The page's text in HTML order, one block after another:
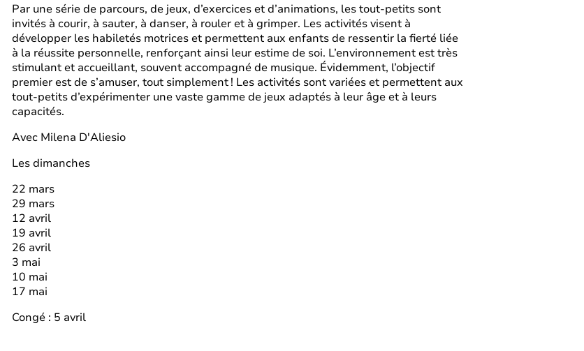
Par une série de parcours, de jeux, d’exercices et d’animations, les tout-petits sont
invités à courir, à sauter, à danser, à rouler et à grimper. Les activités visent à
développer les habiletés motrices et permettent aux enfants de ressentir la fierté liée
à la réussite personnelle, renforçant ainsi leur estime de soi. L’environnement est très
stimulant et accueillant, souvent accompagné de musique. Évidemment, l’objectif
premier est de s’amuser, tout simplement ! Les activités sont variées et permettent aux
tout-petits d’expérimenter une vaste gamme de jeux adaptés à leur âge et à leurs
capacités.
Avec Milena D'Aliesio
Les dimanches
22 mars
29 mars
12 avril
19 avril
26 avril
3 mai
10 mai
17 mai
Congé : 5 avril